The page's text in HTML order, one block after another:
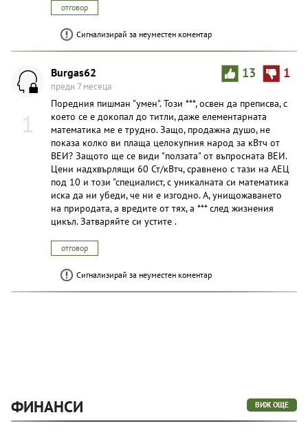
отговор
Сигнализирай за неуместен коментар
1
13 1
Burgas62
преди 7 месеца
Поредния пишман "умен". Този ***, освен да преписва, с
което се е докопал до титли, даже елементарната
математика ме е трудно. Защо, продажна душо, не
показа колко ви плаща целокупния народ за кВтч от
ВЕИ? Защото ще се види "ползата" от въпросната ВЕИ.
Цени надхвърлящи 60 Ст/кВтч, сравнено с тази на АЕЦ
под 10 и този "специалист, с уникалната си математика
иска да ни убеди, че ни е изгодно. А, унищожаването
на природата, а вредите от тях, а *** след жизнения
цикъл. Затваряйте си устите .
отговор
Сигнализирай за неуместен коментар
ФИНАНСИ ВИЖ ОЩЕ